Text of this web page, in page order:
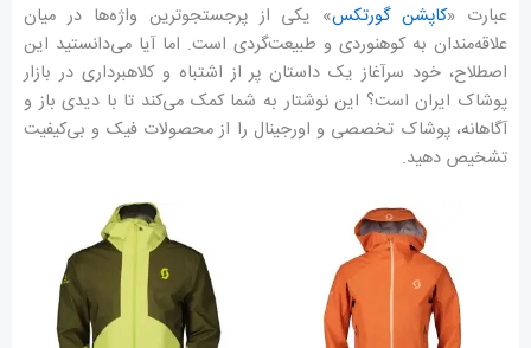
عبارت «کاپشن گورتکس» یکی از پرجستجوترین واژه‌ها در میان
علاقه‌مندان به کوهنوردی و طبیعت‌گردی است. اما آیا می‌دانستید این
اصطلاح، خود سرآغاز یک داستان پر از اشتباه و کلاهبرداری در بازار
پوشاک ایران است؟ این نوشتار به شما کمک می‌کند تا با دیدی باز و
آگاهانه، پوشاک تخصصی و اورجینال را از محصولات فیک و بی‌کیفیت
تشخیص دهید.